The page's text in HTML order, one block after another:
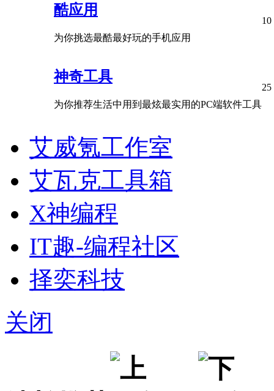
酷应用
为你挑选最酷最好玩的手机应用
10
神奇工具
为你推荐生活中用到最炫最实用的PC端软件工具
25
艾威氪工作室
艾瓦克工具箱
X神编程
IT趣-编程社区
择奕科技
关闭